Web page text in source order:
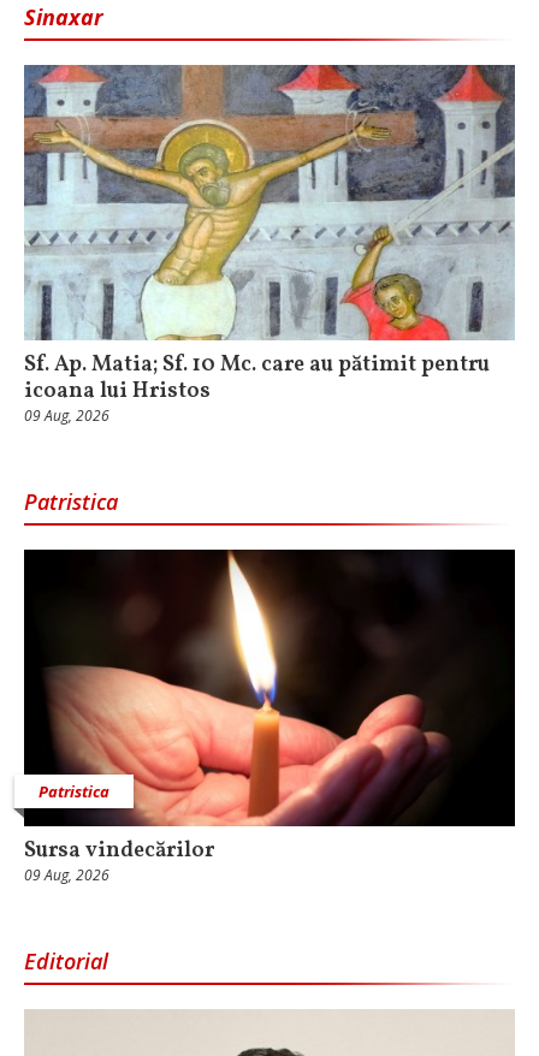
Sinaxar
Sf. Ap. Matia; Sf. 10 Mc. care au pătimit pentru
icoana lui Hristos
09 Aug, 2026
Patristica
Patristica
Sursa vindecărilor
09 Aug, 2026
Editorial